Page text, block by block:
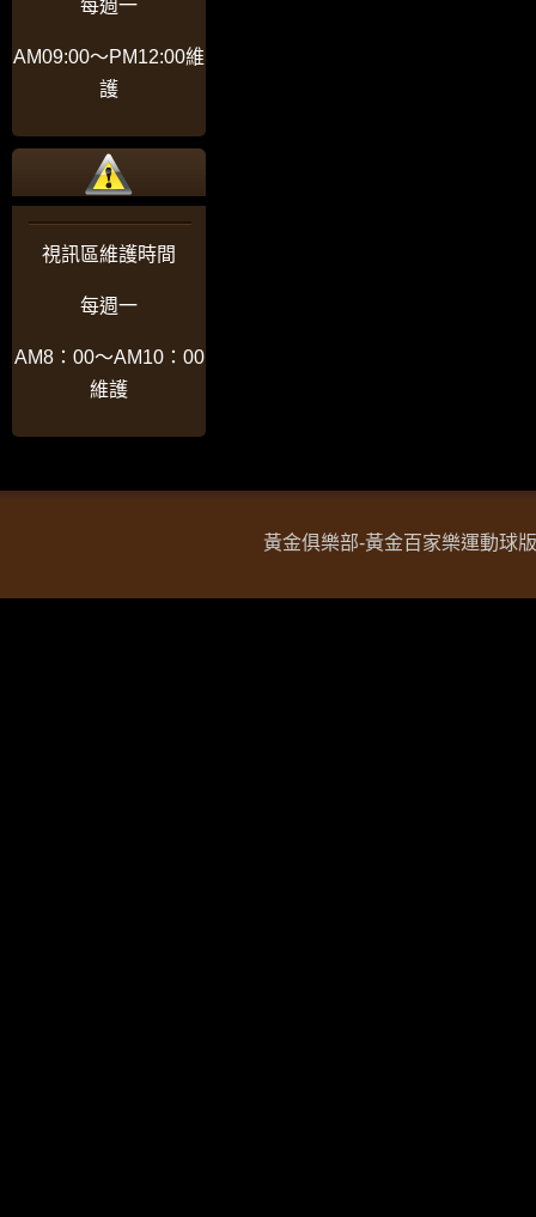
每週一
AM09:00〜PM12:00維
護
視訊區維護時間
每週一
AM8：00〜AM10：00
維護
黃金俱樂部-黃金百家樂運動球